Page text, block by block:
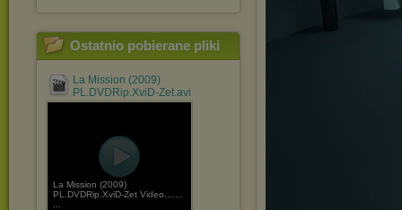
Ostatnio pobierane pliki
La Mission (2009)
PL.DVDRip.XviD-Zet.avi
La Mission (2009)
PL.DVDRip.XviD-Zet Video.......